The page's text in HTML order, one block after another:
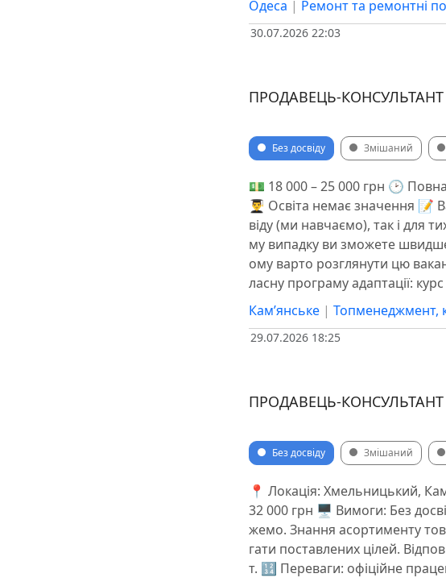
Одеса | Ремонт та ремонтні
30.07.2026 22:03
ПРОДАВЕЦЬ-КОНСУЛЬТАНТ
Без досвіду Змішаний
💵 18 000 – 25 000 грн 🕑 Повна
👨‍🎓 Освіта немає значення 📝
віду (ми навчаємо), так і для
му випадку ви зможете швидше
ому варто розглянути цю
ласну програму адаптації:
Кам’янське | Топменеджмент,
29.07.2026 18:25
ПРОДАВЕЦЬ-КОНСУЛЬТАНТ
Без досвіду Змішаний
📍 Локація: Хмельницький,
32 000 грн 🖥 Вимоги: Без
жемо. Знання асортименту
гати поставлених цілей.
т. 🔢 Переваги: офіційне